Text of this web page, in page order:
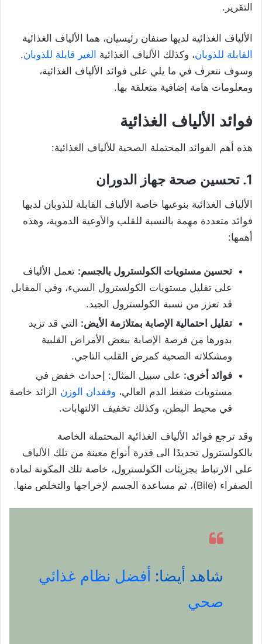
التقرير.
الألياف الغذائية لديها صنفان رئيسيان، هما الألياف الغذائية
القابلة للذوبان، وكذلك الألياف الغذائية الغير قابلة للذوبان.
وسوف نتعرف في ما يلي على فوائد الألياف الغذائية،
ومعلومات هامة إضافية متعلقة بها.
فوائد الألياف الغذائية
هذه أهم الفوائد المحتملة الصحية للألياف الغذائية:
1. تحسين صحة جهاز الدوران
الألياف الغذائية بنوعيها خاصة الألياف القابلة للذوبان لديها
فوائد متعددة مهمة بالنسبة للقلب والأوعية الدموية، وهذه
أهمها:
تحسين مستويات الكولسترول بالجسم: تعمل الألياف
على تقليل مستويات الكولسترول السيء، وفي المقابل
قد تعزز من نسبة الكولسترول الجيد.
تقليل احتمالية الإصابة بمتلازمة الأيض: التي قد تزيد
بدورها من فرصة الإصابة ببعض الأمراض القلبية
ومشكلاته الصحية كمرض القلب التاجي.
فوائد أخرى: على سبيل المثال: إحداث خفض في
مستويات ضغط الدم العالي، وفقدان الوزن الزائد خاصة
في محيط البطن، وكذلك تخفيف الالتهابات.
وقد ترجع فوائد الألياف الغذائية المحتملة الخاصة
بالكولسترول تحديدًا الى قدرة أنواع معينة من تلك الألياف
على الارتباط بجزيئات الكولسترول، خاصة تلك المكونة لمادة
الصفراء (Bile)، ثم مساعدة الجسم لإخراجها والتخلص منها.
شاهد أيضا: أفضل نظام غذائي
صحي